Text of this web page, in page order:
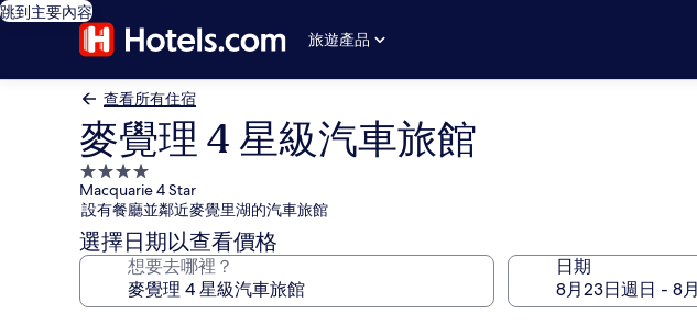
跳到主要內容
旅遊產品
查看所有住宿
麥覺理 4 星級汽車旅館
4.0
星
級
住
宿
Macquarie 4 Star
設有餐廳並鄰近麥覺里湖的汽車旅館
選擇日期以查看價格
想要去哪裡？ 日期